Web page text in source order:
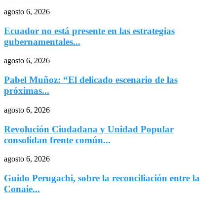
agosto 6, 2026
Ecuador no está presente en las estrategias
gubernamentales...
agosto 6, 2026
Pabel Muñoz: “El delicado escenario de las
próximas...
agosto 6, 2026
Revolución Ciudadana y Unidad Popular
consolidan frente común...
agosto 6, 2026
Guido Perugachi, sobre la reconciliación entre la
Conaie...